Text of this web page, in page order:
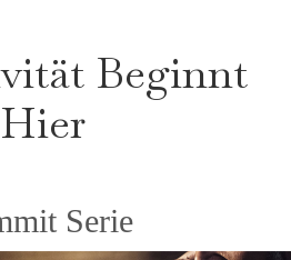
Beginnt
Hier
Serie